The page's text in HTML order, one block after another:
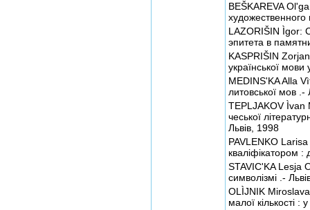
BEŠKAREVA
LAZORIŠIN Ìgor:
эпитета в
KASPRIŠIN
української
MEDINS'KA Alla
литовської мов .-
TEPLJAKOV Ìvan
чеської
Львів, 1998
PAVLENKO Larisa
кваліфікатором :
STAVIC'KA Lesja
символізмі .-
OLÌJNIK
малої кількості :